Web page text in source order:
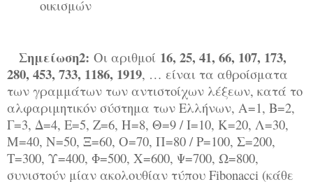
οικισμών
Σημείωση2: Οι αριθμοί 16, 25, 41, 66, 107, 173,
280, 453, 733, 1186, 1919, … είναι τα αθροίσματα
των γραμμάτων των αντιστοίχων λέξεων, κατά το
αλφαριμητικόν σύστημα των Ελλήνων, Α=1, Β=2,
Γ=3, Δ=4, Ε=5, Ζ=6, Η=8, Θ=9 / Ι=10, Κ=20, Λ=30,
Μ=40, Ν=50, Ξ=60, Ο=70, Π=80 / Ρ=100, Σ=200,
Τ=300, Υ=400, Φ=500, Χ=600, Ψ=700, Ω=800,
συνιστούν μίαν ακολουθίαν τύπου Fibonacci (κάθε